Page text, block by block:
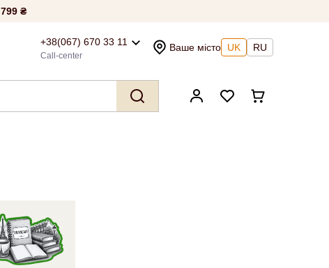
799 ₴
+38(067) 670 33 11
Call-center
Ваше місто UK RU